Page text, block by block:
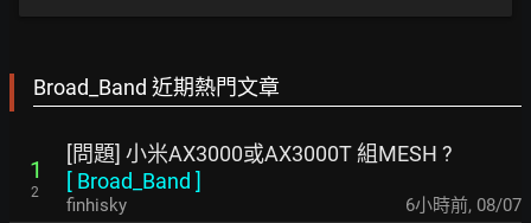
Broad_Band 近期熱門文章
1
2
[問題] 小米AX3000或AX3000T 組MESH ?
[ Broad_Band ]
finhisky 6小時前, 08/07